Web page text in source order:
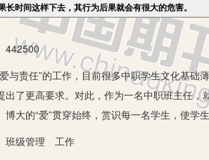
长时间这样下去，其行为后果就会有很大的危害。
442500
任”的工作，目前很多中职学生文化基础
出了更高要求。对此，作为一名中职班主任
大的“爱”贯穿始终，赏识每一名学生，使学
级管理 工作